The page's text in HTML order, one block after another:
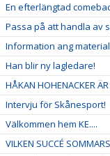
En efterlängtad
Passa på att handla av
Information ang
Han blir ny lagledare!
HÅKAN HOHENACKER ÄR
Intervju för Skånesport!
Välkommen hem KE....
VILKEN SUCCÉ